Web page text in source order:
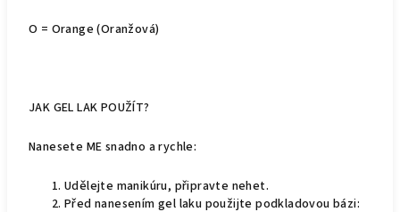
O = Orange (Oranžová)
JAK GEL LAK POUŽÍT?
Nanesete ME snadno a rychle:
Udělejte manikúru, připravte nehet.
Před nanesením gel laku použijte podkladovou bázi: